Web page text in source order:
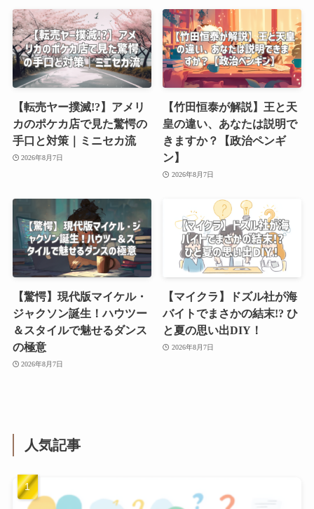
【転売ヤー撲滅!?】アメリ
カのポケカ店で見た驚愕の
手口と対策｜ミニセカ流
2026年8月7日
【竹田恒泰が解説】王と天
皇の違い、あなたは説明で
きますか？【政治ペンギ
ン】
2026年8月7日
【驚愕】現代版マイケル・
ジャクソン誕生！ハウツー
＆スタイルで魅せるダンス
の極意
2026年8月7日
【マイクラ】ドズル社が海
バイトでまさかの結末!? ひ
と夏の思い出DIY！
2026年8月7日
人気記事